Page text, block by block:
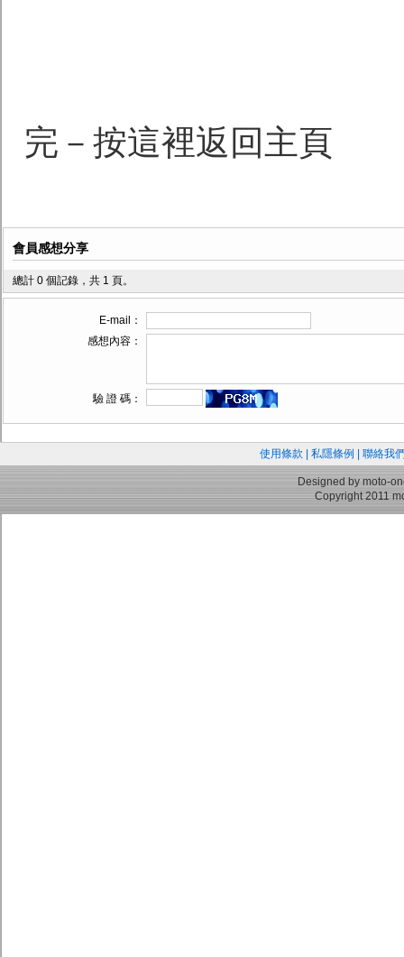
完－按這裡返回主頁
會員感想分享
總計 0 個記錄，共 1 頁。
E-mail：
感想內容：
驗 證 碼：
使用條款 私隱條例 聯絡我
Designed by moto-
Copyright 2011